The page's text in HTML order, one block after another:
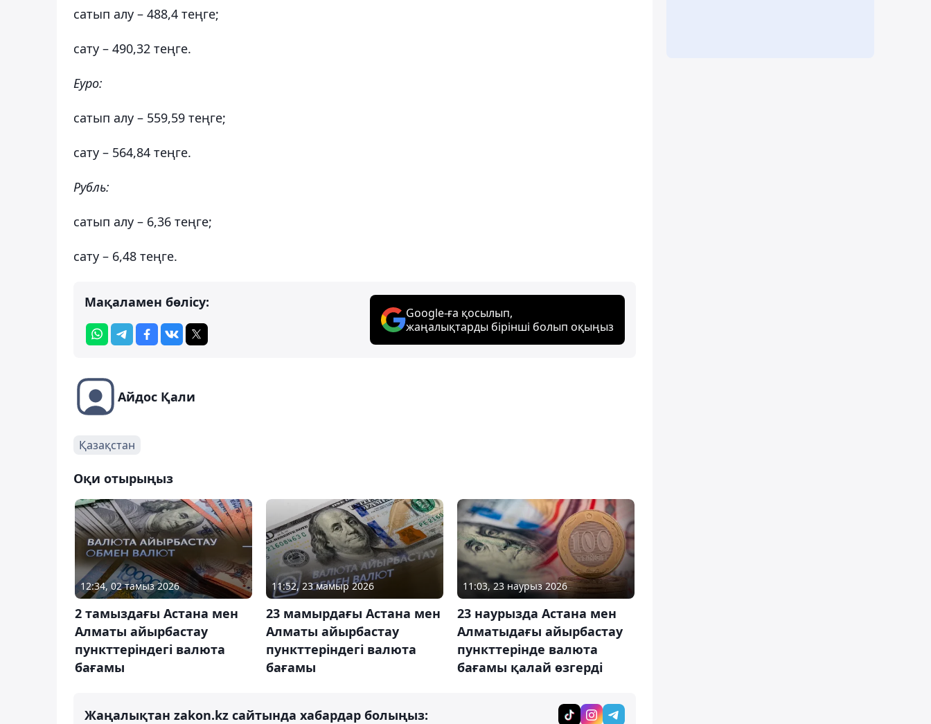
сатып алу – 488,4 теңге;
сату – 490,32 теңге.
Еуро:
сатып алу – 559,59 теңге;
сату – 564,84 теңге.
Рубль:
сатып алу – 6,36 теңге;
сату – 6,48 теңге.
Мақаламен бөлісу:
Google-ға қосылып,
жаңалықтарды бірінші болып оқыңыз
Айдос Қали
Қазақстан
Оқи отырыңыз
12:34, 02 тамыз 2026
2 тамыздағы Астана мен
Алматы айырбастау
пункттеріндегі валюта
бағамы
11:52, 23 мамыр 2026
23 мамырдағы Астана мен
Алматы айырбастау
пункттеріндегі валюта
бағамы
11:03, 23 наурыз 2026
23 наурызда Астана мен
Алматыдағы айырбастау
пункттерінде валюта
бағамы қалай өзгерді
Жаңалықтан zakon.kz сайтында хабардар болыңыз: